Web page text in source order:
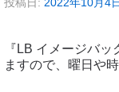
『LB イメージバッ
ますので、曜日や